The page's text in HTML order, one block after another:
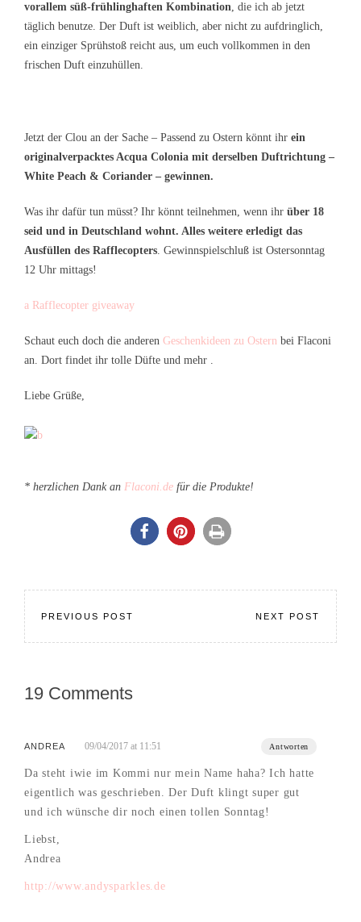
vorallem süß-frühlinghaften Kombination, die ich ab jetzt
täglich benutze. Der Duft ist weiblich, aber nicht zu aufdringlich,
ein einziger Sprühstoß reicht aus, um euch vollkommen in den
frischen Duft einzuhüllen.
Jetzt der Clou an der Sache – Passend zu Ostern könnt ihr ein
originalverpacktes Acqua Colonia mit derselben Duftrichtung –
White Peach & Coriander – gewinnen.
Was ihr dafür tun müsst? Ihr könnt teilnehmen, wenn ihr über 18
seid und in Deutschland wohnt. Alles weitere erledigt das
Ausfüllen des Rafflecopters . Gewinnspielschluß ist Ostersonntag
12 Uhr mittags!
a Rafflecopter giveaway
Schaut euch doch die anderen Geschenkideen zu Ostern bei Flaconi
an. Dort findet ihr tolle Düfte und mehr .
Liebe Grüße,
* herzlichen Dank an Flaconi.de für die Produkte!
PREVIOUS POST NEXT POST
19 Comments
ANDREA 09/04/2017 at 11:51 Antworten
Da steht iwie im Kommi nur mein Name haha? Ich hatte
eigentlich was geschrieben. Der Duft klingt super gut
und ich wünsche dir noch einen tollen Sonntag!
Liebst,
Andrea
http://www.andysparkles.de